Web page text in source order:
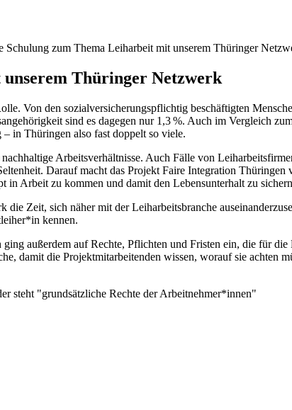
Schulung zum Thema Leiharbeit mit unserem Thüringer
Thüringer Netzwerk
Von den sozialversicherungspflichtig beschäftigten
sind es dagegen nur 1,3 %. Auch im Vergleich
in Thüringen also fast doppelt so viele.
Arbeitsverhältnisse. Auch Fälle von
Darauf macht das Projekt Faire Integration
in Arbeit zu kommen und damit den Lebensunterhalt zu
Zeit, sich näher mit der Leiharbeitsbranche
kennen.
außerdem auf Rechte, Pflichten und Fristen ein, die für
damit die Projektmitarbeitenden wissen, worauf sie achten